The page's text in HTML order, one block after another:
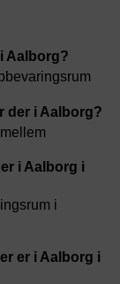
Aalborg?
der i Aalborg?
i Aalborg i
i
er i Aalborg i